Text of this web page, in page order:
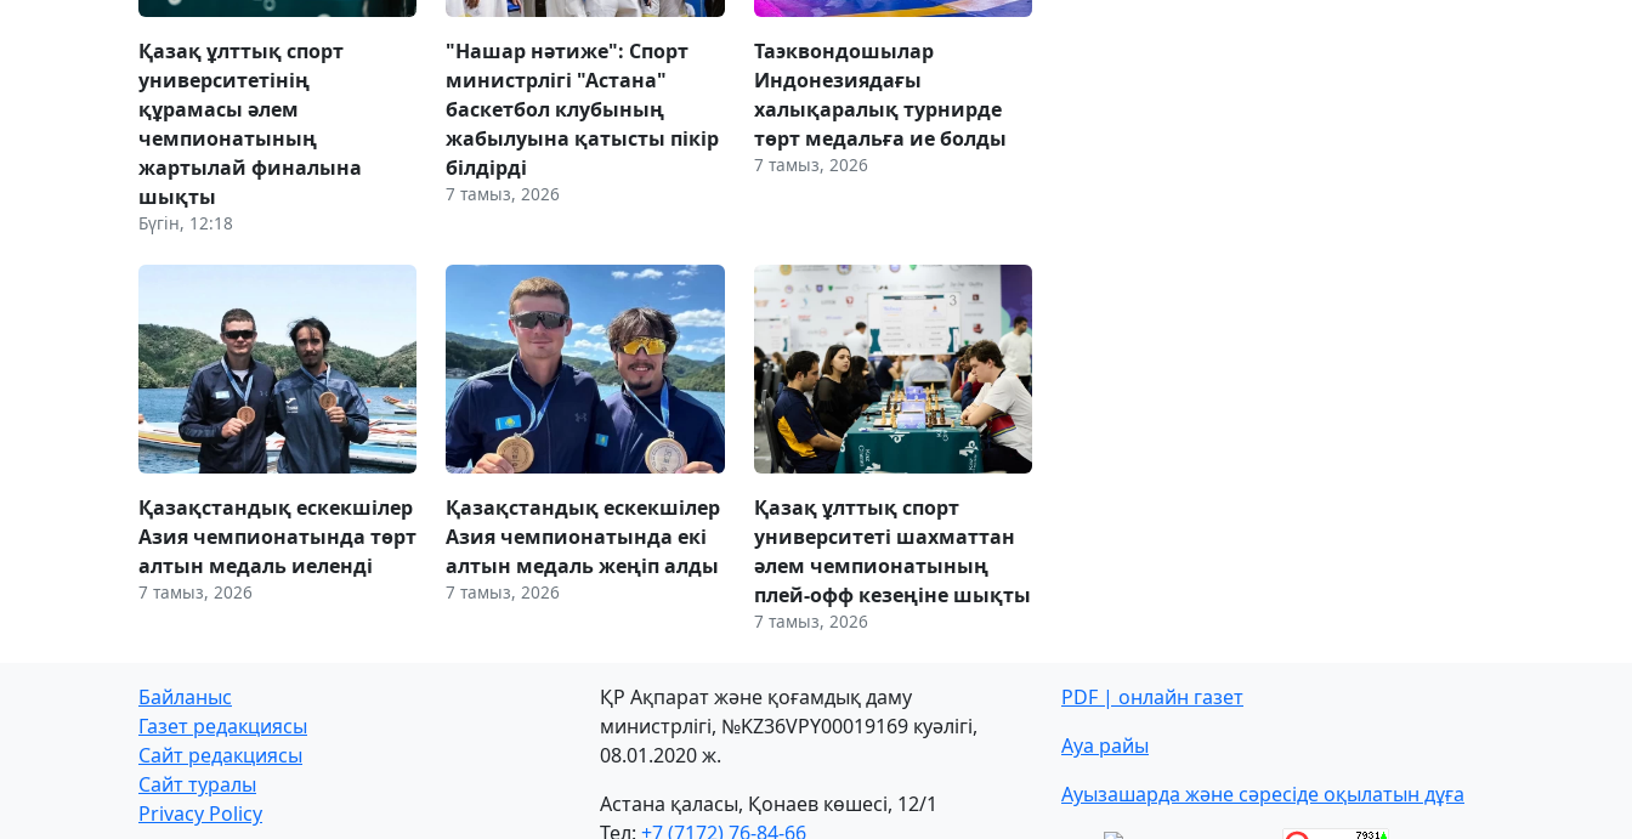
Қазақ ұлттық спорт
университетінің
құрамасы әлем
чемпионатының
жартылай финалына
шықты
Бүгін, 12:18
"Нашар нәтиже": Спорт
министрлігі "Астана"
баскетбол клубының
жабылуына қатысты пікір
білдірді
7 тамыз, 2026
Таэквондошылар
Индонезиядағы
халықаралық турнирде
төрт медальға ие болды
7 тамыз, 2026
Қазақстандық ескекшілер
Азия чемпионатында төрт
алтын медаль иеленді
7 тамыз, 2026
Қазақстандық ескекшілер
Азия чемпионатында екі
алтын медаль жеңіп алды
7 тамыз, 2026
Қазақ ұлттық спорт
университеті шахматтан
әлем чемпионатының
плей-офф кезеңіне шықты
7 тамыз, 2026
Байланыс
Газет редакциясы
Сайт редакциясы
Сайт туралы
Privacy Policy
ҚР Ақпарат және қоғамдық даму
министрлігі, №KZ36VPY00019169 куәлігі,
08.01.2020 ж.
Астана қаласы, Қонаев көшесі, 12/1
Тел: +7 (7172) 76-84-66
PDF | онлайн газет
Ауа райы
Ауызашарда және сәресіде оқылатын дұға